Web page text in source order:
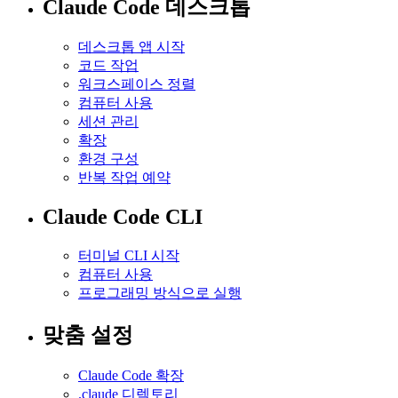
Claude Code 데스크톱
데스크톱 앱 시작
코드 작업
워크스페이스 정렬
컴퓨터 사용
세션 관리
확장
환경 구성
반복 작업 예약
Claude Code CLI
터미널 CLI 시작
컴퓨터 사용
프로그래밍 방식으로 실행
맞춤 설정
Claude Code 확장
.claude 디렉토리